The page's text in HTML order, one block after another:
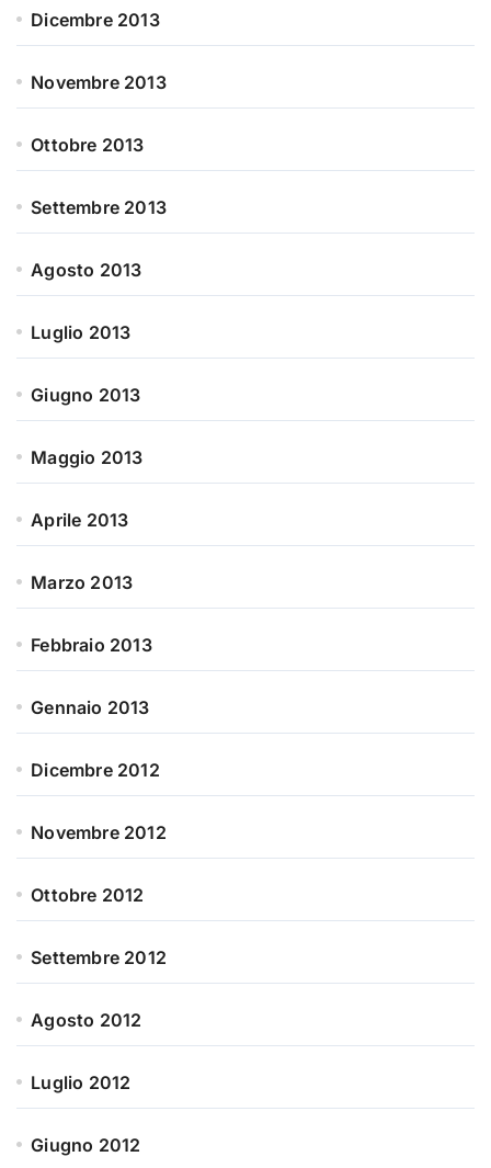
Dicembre 2013
Novembre 2013
Ottobre 2013
Settembre 2013
Agosto 2013
Luglio 2013
Giugno 2013
Maggio 2013
Aprile 2013
Marzo 2013
Febbraio 2013
Gennaio 2013
Dicembre 2012
Novembre 2012
Ottobre 2012
Settembre 2012
Agosto 2012
Luglio 2012
Giugno 2012